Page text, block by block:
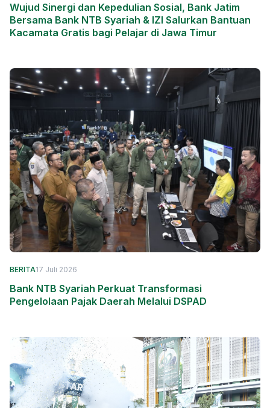
Wujud Sinergi dan Kepedulian Sosial, Bank Jatim
Bersama Bank NTB Syariah & IZI Salurkan Bantuan
Kacamata Gratis bagi Pelajar di Jawa Timur
BERITA17 Juli 2026
Bank NTB Syariah Perkuat Transformasi
Pengelolaan Pajak Daerah Melalui DSPAD